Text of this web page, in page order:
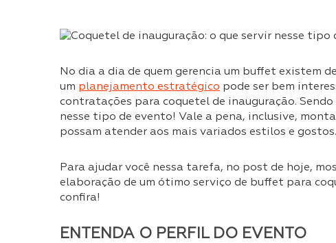
No dia a dia de quem gerencia um buffet existem
um planejamento estratégico pode ser bem
contratações para coquetel de inauguração.
nesse tipo de evento! Vale a pena, inclusive,
possam atender aos mais variados estilos e gostos.
Para ajudar você nessa tarefa, no post de hoje,
elaboração de um ótimo serviço de buffet para
confira!
ENTENDA O PERFIL DO EVENTO